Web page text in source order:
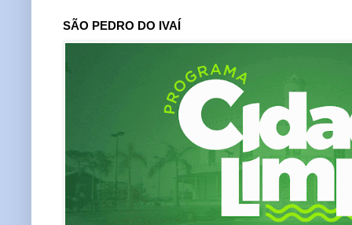
SÃO PEDRO DO IVAÍ